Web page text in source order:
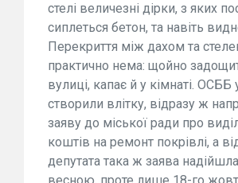
стелі величезні дірки, з яких
сиплеться бетон, та навіть
Перекриття між дахом та
практично нема: щойно
вулиці, капає й у кімнаті. ОСББ
створили влітку, відразу ж
заяву до міської ради про
коштів на ремонт покрівлі, а
депутата така ж заява